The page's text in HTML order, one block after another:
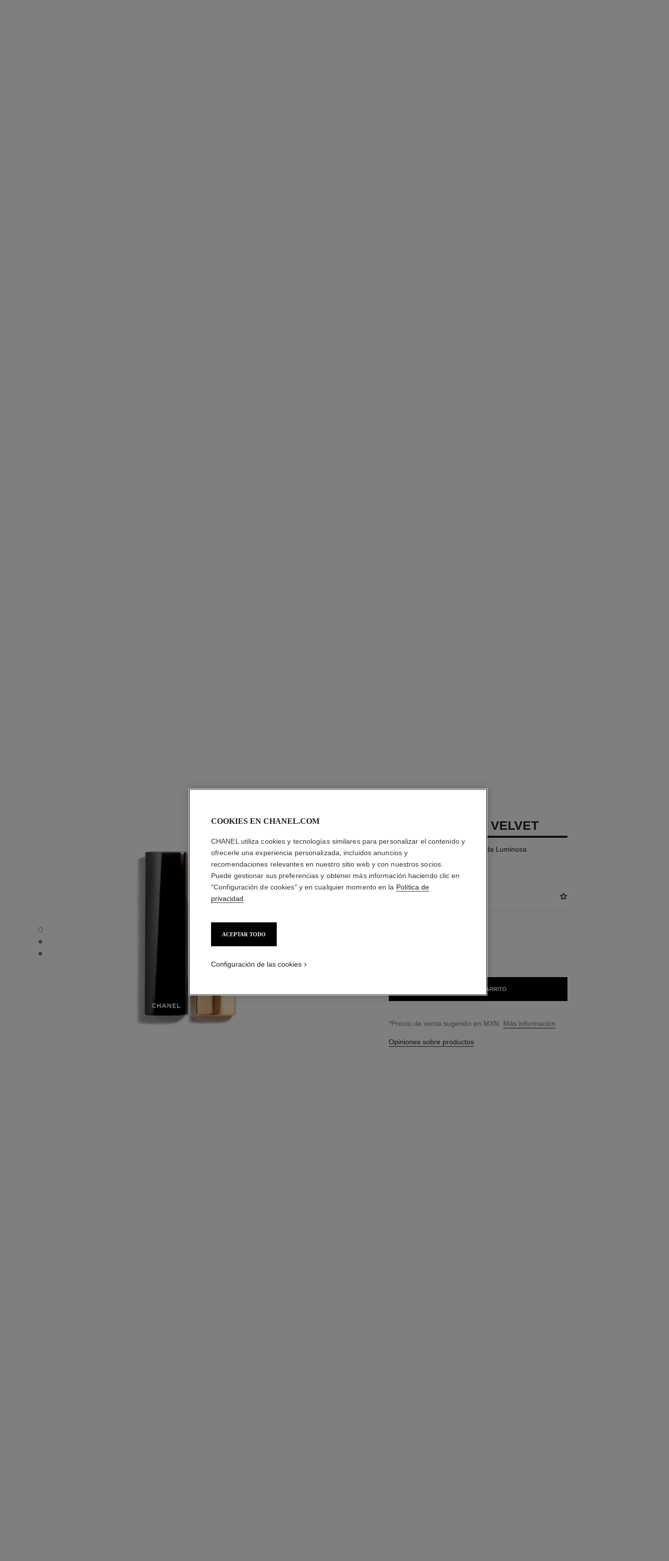
ROUGE ALLURE VELVET - Vista por defecto
ROUGE ALLURE VELVET - Vista alternativa 1
ROUGE ALLURE VELVET - Vista de la textura básica
ROUGE ALLURE VELVET
La Barra de Labios Aterciopelada Luminosa
Más información
Ref. 162560
AÑADIR AL CARRITO
↩
*Precio de venta sugerido en MXN. Más información
Opiniones sobre productos
COOKIES EN CHANEL.COM
CHANEL utiliza cookies y tecnologías similares para personalizar el contenido y
ofrecerle una experiencia personalizada, incluidos anuncios y
recomendaciones relevantes en nuestro sitio web y con nuestros socios.
Puede gestionar sus preferencias y obtener más información haciendo clic en
"Configuración de cookies" y en cualquier momento en la Política de
privacidad
ACEPTAR TODO
Configuración de las cookies